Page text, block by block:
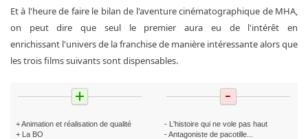
Et à l'heure de faire le bilan de l'aventure cinématographique de MHA,
on peut dire que seul le premier aura eu de l'intérêt en
enrichissant l'univers de la franchise de manière intéressante alors que
les trois films suivants sont dispensables.
+ Animation et réalisation de qualité
+ La BO
- L'histoire qui ne vole pas haut
- Antagoniste de pacotille...